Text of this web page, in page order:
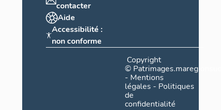
contacter
Aide
Accessibilité :
non conforme
Copyright
©
- Mentions
légales - Politiques
de
confidentialité